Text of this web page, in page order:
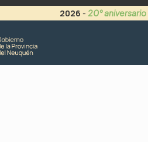
2026 - 20° aniversario